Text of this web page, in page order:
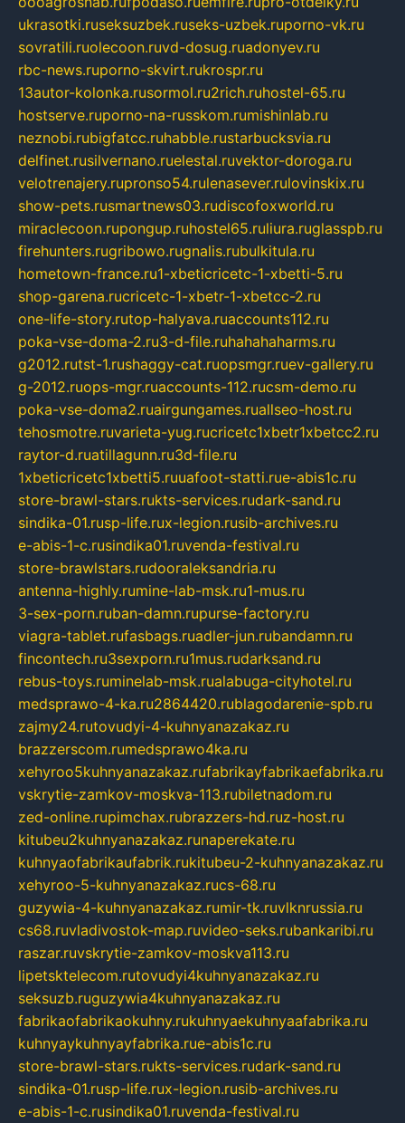
ukrasotki.ruseksuzbek.ruseks-uzbek.ruporno-vk.ru
sovratili.ruolecoon.ruvd-dosug.ruadonyev.ru
rbc-news.ruporno-skvirt.rukrospr.ru
13autor-kolonka.rusormol.ru2rich.ruhostel-65.ru
hostserve.ruporno-na-russkom.rumishinlab.ru
neznobi.rubigfatcc.ruhabble.rustarbucksvia.ru
delfinet.rusilvernano.ruelestal.ruvektor-doroga.ru
velotrenajery.rupronso54.rulenasever.rulovinskix.ru
show-pets.rusmartnews03.rudiscofoxworld.ru
miraclecoon.rupongup.ruhostel65.ruliura.ruglasspb.ru
firehunters.rugribowo.rugnalis.rubulkitula.ru
hometown-france.ru1-xbeticricetc-1-xbetti-5.ru
shop-garena.rucricetc-1-xbetr-1-xbetcc-2.ru
one-life-story.rutop-halyava.ruaccounts112.ru
poka-vse-doma-2.ru3-d-file.ruhahahaharms.ru
g2012.rutst-1.rushaggy-cat.ruopsmgr.ruev-gallery.ru
g-2012.ruops-mgr.ruaccounts-112.rucsm-demo.ru
poka-vse-doma2.ruairgungames.ruallseo-host.ru
tehosmotre.ruvarieta-yug.rucricetc1xbetr1xbetcc2.ru
raytor-d.ruatillagunn.ru3d-file.ru
1xbeticricetc1xbetti5.ruuafoot-statti.rue-abis1c.ru
store-brawl-stars.rukts-services.rudark-sand.ru
sindika-01.rusp-life.rux-legion.rusib-archives.ru
e-abis-1-c.rusindika01.ruvenda-festival.ru
store-brawlstars.rudooraleksandria.ru
antenna-highly.rumine-lab-msk.ru1-mus.ru
3-sex-porn.ruban-damn.rupurse-factory.ru
viagra-tablet.rufasbags.ruadler-jun.rubandamn.ru
fincontech.ru3sexporn.ru1mus.rudarksand.ru
rebus-toys.ruminelab-msk.rualabuga-cityhotel.ru
medsprawo-4-ka.ru2864420.rublagodarenie-spb.ru
zajmy24.rutovudyi-4-kuhnyanazakaz.ru
brazzerscom.rumedsprawo4ka.ru
xehyroo5kuhnyanazakaz.rufabrikayfabrikaefabrika.ru
vskrytie-zamkov-moskva-113.rubiletnadom.ru
zed-online.rupimchax.rubrazzers-hd.ruz-host.ru
kitubeu2kuhnyanazakaz.runaperekate.ru
kuhnyaofabrikaufabrik.rukitubeu-2-kuhnyanazakaz.ru
xehyroo-5-kuhnyanazakaz.rucs-68.ru
guzywia-4-kuhnyanazakaz.rumir-tk.ruvlknrussia.ru
cs68.ruvladivostok-map.ruvideo-seks.rubankaribi.ru
raszar.ruvskrytie-zamkov-moskva113.ru
lipetsktelecom.rutovudyi4kuhnyanazakaz.ru
seksuzb.ruguzywia4kuhnyanazakaz.ru
fabrikaofabrikaokuhny.rukuhnyaekuhnyaafabrika.ru
kuhnyaykuhnyayfabrika.rue-abis1c.ru
store-brawl-stars.rukts-services.rudark-sand.ru
sindika-01.rusp-life.rux-legion.rusib-archives.ru
e-abis-1-c.rusindika01.ruvenda-festival.ru